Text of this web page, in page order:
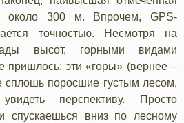
около 300 м. Впрочем, GPS-
точностью. Несмотря на
высот, горными видами
пришлось: эти «горы» (вернее –
сплошь поросшие густым лесом,
перспективу. Просто
спускаешься вниз по лесному